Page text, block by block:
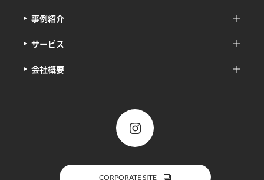
サービス
事例紹介
会社概要
CORPORATE SITE